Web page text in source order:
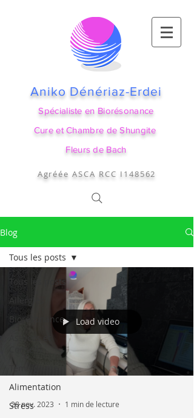
Aniko Dénériaz-Erdei
Spécialiste en Biorésonance
Cure et Chambre de Shungite
Fleurs de Bach
Agréée ASCA RCC I148562
Blog
Tous les posts
Allergies
Biorésonance
Alimentation
Stress
Tous les posts
Load video
28 nov. 2023 1 min de lecture